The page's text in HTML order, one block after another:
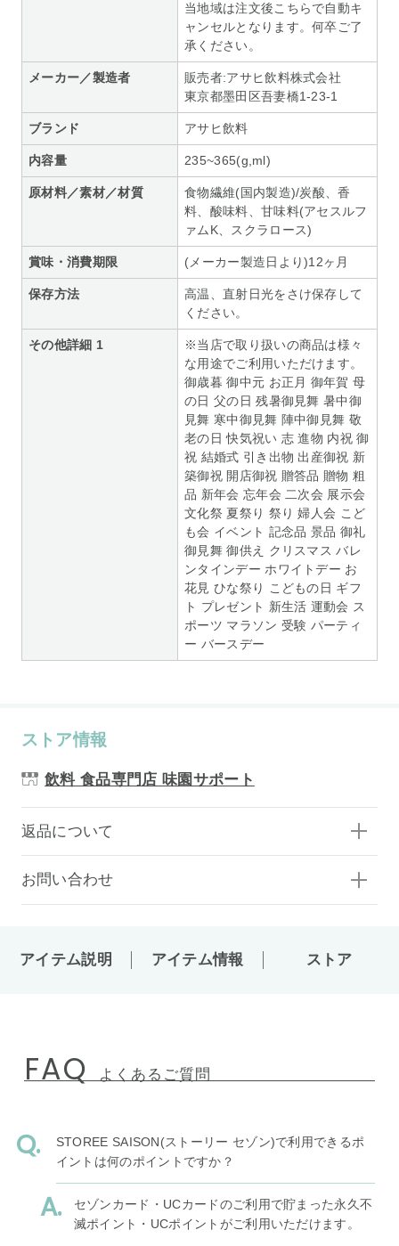
当地域は注文後こちらで自動キ
ャンセルとなります。何卒ご了
承ください。
メーカー／製造者
販売者:アサヒ飲料株式会社
東京都墨田区吾妻橋1-23-1
ブランド アサヒ飲料
内容量 235~365(g,ml)
原材料／素材／材質
食物繊維(国内製造)/炭酸、香
料、酸味料、甘味料(アセスルフ
ァムK、スクラロース)
賞味・消費期限 (メーカー製造日より)12ヶ月
保存方法
高温、直射日光をさけ保存して
ください。
その他詳細 1
※当店で取り扱いの商品は様々
な用途でご利用いただけます。
御歳暮 御中元 お正月 御年賀 母
の日 父の日 残暑御見舞 暑中御
見舞 寒中御見舞 陣中御見舞 敬
老の日 快気祝い 志 進物 内祝 御
祝 結婚式 引き出物 出産御祝 新
築御祝 開店御祝 贈答品 贈物 粗
品 新年会 忘年会 二次会 展示会
文化祭 夏祭り 祭り 婦人会 こど
も会 イベント 記念品 景品 御礼
御見舞 御供え クリスマス バレ
ンタインデー ホワイトデー お
花見 ひな祭り こどもの日 ギフ
ト プレゼント 新生活 運動会 ス
ポーツ マラソン 受験 パーティ
ー バースデー
ストア情報
飲料 食品専門店 味園サポート
返品について
お問い合わせ
アイテム説明 アイテム情報 ストア
FAQ よくあるご質問
STOREE SAISON(ストーリー セゾン)で利用できるポ
イントは何のポイントですか？
セゾンカード・UCカードのご利用で貯まった永久不
滅ポイント・UCポイントがご利用いただけます。